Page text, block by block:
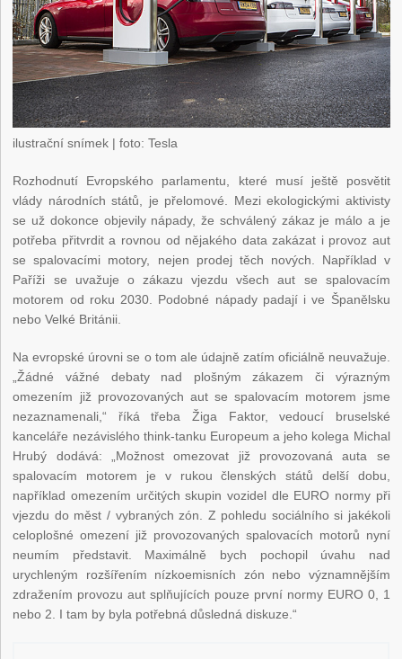
ilustrační snímek | foto: Tesla
Rozhodnutí Evropského parlamentu, které musí ještě posvětit
vlády národních států, je přelomové. Mezi ekologickými aktivisty
se už dokonce objevily nápady, že schválený zákaz je málo a je
potřeba přitvrdit a rovnou od nějakého data zakázat i provoz aut
se spalovacími motory, nejen prodej těch nových. Například v
Paříži se uvažuje o zákazu vjezdu všech aut se spalovacím
motorem od roku 2030. Podobné nápady padají i ve Španělsku
nebo Velké Británii.
Na evropské úrovni se o tom ale údajně zatím oficiálně neuvažuje.
„Žádné vážné debaty nad plošným zákazem či výrazným
omezením již provozovaných aut se spalovacím motorem jsme
nezaznamenali,“ říká třeba Žiga Faktor, vedoucí bruselské
kanceláře nezávislého think-tanku Europeum a jeho kolega Michal
Hrubý dodává: „Možnost omezovat již provozovaná auta se
spalovacím motorem je v rukou členských států delší dobu,
například omezením určitých skupin vozidel dle EURO normy při
vjezdu do měst / vybraných zón. Z pohledu sociálního si jakékoli
celoplošné omezení již provozovaných spalovacích motorů nyní
neumím představit. Maximálně bych pochopil úvahu nad
urychleným rozšířením nízkoemisních zón nebo významnějším
zdražením provozu aut splňujících pouze první normy EURO 0, 1
nebo 2. I tam by byla potřebná důsledná diskuze.“